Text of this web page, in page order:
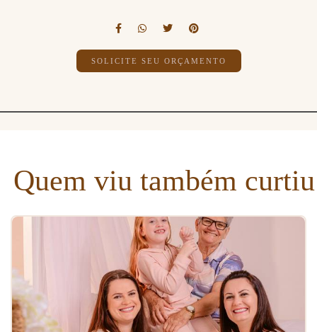
SOLICITE SEU ORÇAMENTO
Quem viu também curtiu